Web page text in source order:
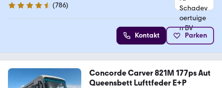
4.4 Sterne
(786)
Kontakt Parken
Concorde Carver 821M 177ps Aut
Queensbett Lufttfeder E+P